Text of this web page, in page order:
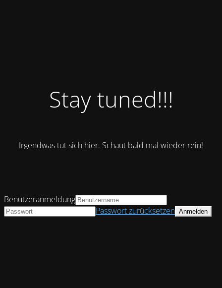
Stay tuned!!!
Irgendwas tut sich hier. Schaut bald mal wieder rein!
Benutzeranmeldung
Passwort zurücksetzen